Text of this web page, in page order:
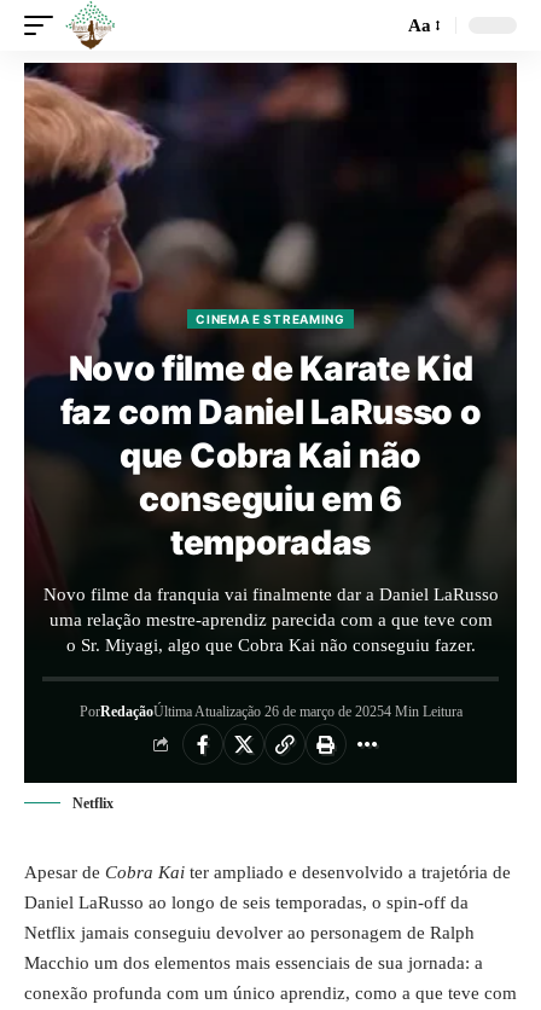
Aa
CINEMA E STREAMING
Novo filme de Karate Kid
faz com Daniel LaRusso o
que Cobra Kai não
conseguiu em 6
temporadas
Novo filme da franquia vai finalmente dar a Daniel LaRusso
uma relação mestre-aprendiz parecida com a que teve com
o Sr. Miyagi, algo que Cobra Kai não conseguiu fazer.
PorRedaçãoÚltima Atualização 26 de março de 20254 Min Leitura
Netflix
Apesar de Cobra Kai ter ampliado e desenvolvido a trajetória de
Daniel LaRusso ao longo de seis temporadas, o spin-off da
Netflix jamais conseguiu devolver ao personagem de Ralph
Macchio um dos elementos mais essenciais de sua jornada: a
conexão profunda com um único aprendiz, como a que teve com